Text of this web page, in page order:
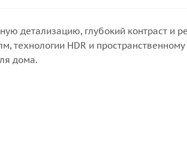
детализацию, глубокий контраст и
технологии HDR и
дома.